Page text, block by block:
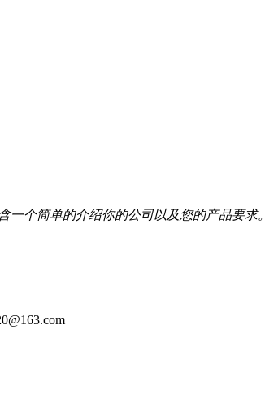
一个简单的介绍你的公司以及您的产品要求。